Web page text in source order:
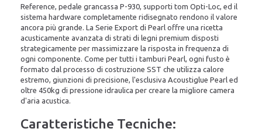
Reference, pedale grancassa P-930, supporti tom Opti-Loc, ed il
sistema hardware completamente ridisegnato rendono il valore
ancora più grande. La Serie Export di Pearl offre una ricetta
acusticamente avanzata di strati di legni premium disposti
strategicamente per massimizzare la risposta in frequenza di
ogni componente. Come per tutti i tamburi Pearl, ogni fusto è
formato dal processo di costruzione SST che utilizza calore
estremo, giunzioni di precisione, l'esclusiva Acoustiglue Pearl ed
oltre 450kg di pressione idraulica per creare la migliore camera
d'aria acustica.
Caratteristiche Tecniche: